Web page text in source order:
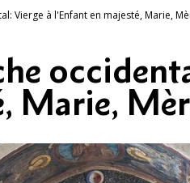
Vierge à l'Enfant en majesté, Marie,
Marie,